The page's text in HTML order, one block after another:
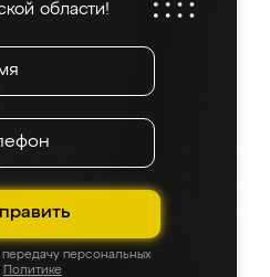
области!
персональных
Политике